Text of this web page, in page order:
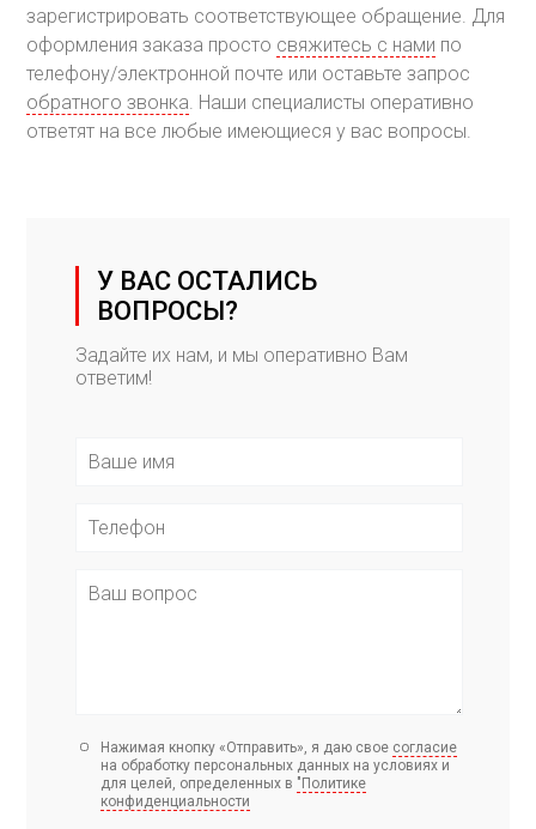
зарегистрировать соответствующее обращение. Для
оформления заказа просто свяжитесь с нами по
телефону/электронной почте или оставьте запрос
обратного звонка. Наши специалисты оперативно
ответят на все любые имеющиеся у вас вопросы.
У ВАС ОСТАЛИСЬ
ВОПРОСЫ?
Задайте их нам, и мы оперативно Вам
ответим!
Нажимая кнопку «Отправить», я даю свое согласие
на обработку персональных данных на условиях и
для целей, определенных в "Политике
конфиденциальности